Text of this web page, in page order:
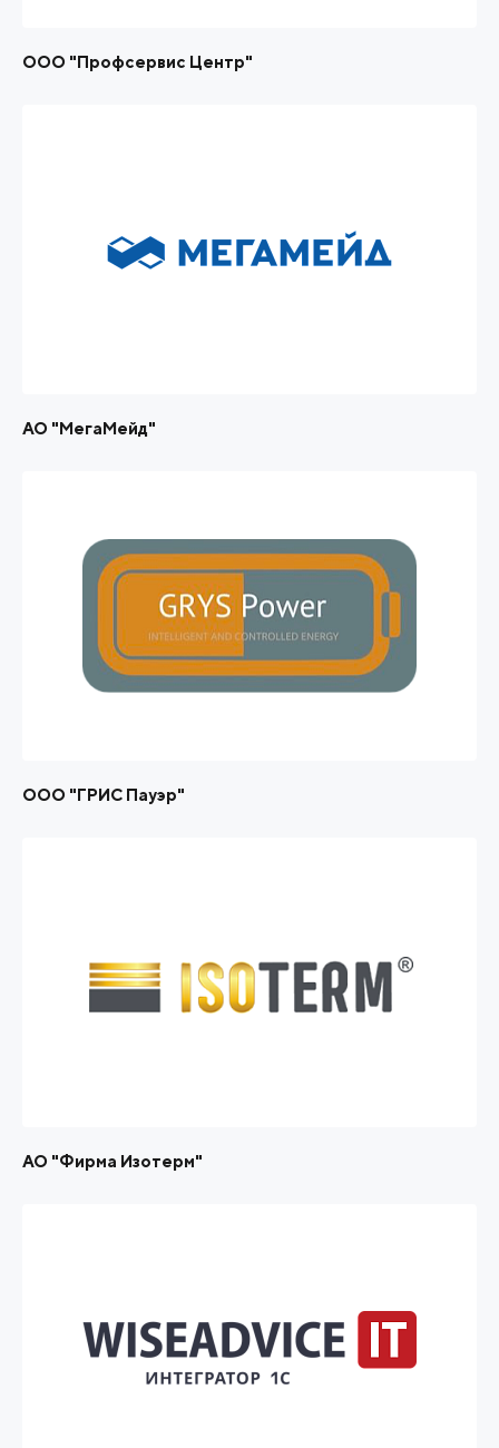
ООО "Профсервис Центр"
АО "МегаМейд"
ООО "ГРИС Пауэр"
АО "Фирма Изотерм"